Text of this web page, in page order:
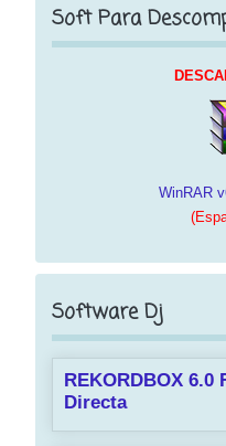
Soft Para
WinRAR
Software Dj
REKORDBOX 6.0
Directa